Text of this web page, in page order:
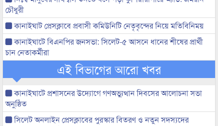
চৌধুরী
কানাইঘাট প্রেসক্লাবে প্রবাসী কমিউনিটি নেতৃবৃন্দের নিয়ে মতিবিনিময়
কানাইঘাটে বিএনপির জনসভা: সিলেট-৫ আসনে ধানের শীষের প্রার্থী
চান নেতাকর্মীরা
এই বিভাগের আরো খবর
কানাইঘাটে প্রশাসনের উদ্যোগে গণঅভ্যুত্থান দিবসের আলোচনা সভা
অনুষ্ঠিত
সিলেট অনলাইন প্রেসক্লাবের পুরস্কার বিতরণ ও নতুন সদস্যদের